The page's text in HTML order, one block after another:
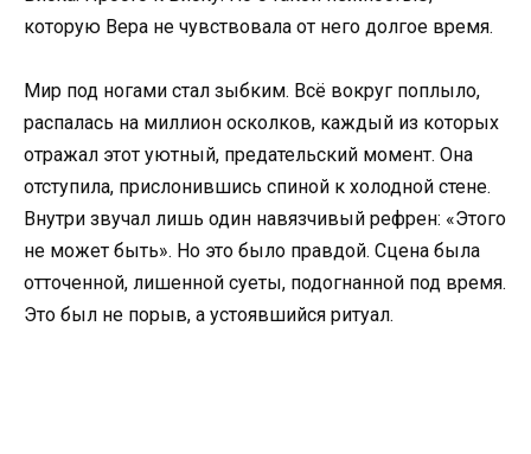
которую Вера не чувствовала от него долгое время.
Мир под ногами стал зыбким. Всё вокруг поплыло,
распалась на миллион осколков, каждый из которых
отражал этот уютный, предательский момент. Она
отступила, прислонившись спиной к холодной стене.
Внутри звучал лишь один навязчивый рефрен: «Этого
не может быть». Но это было правдой. Сцена была
отточенной, лишенной суеты, подогнанной под время.
Это был не порыв, а устоявшийся ритуал.